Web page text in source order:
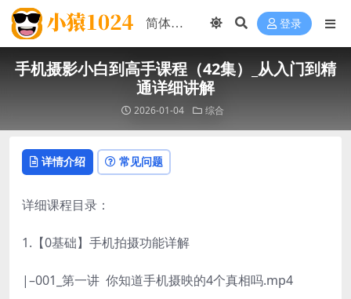
登录
手机摄影小白到高手课程（42集）_从入门到精
通详细讲解
2026-01-04 综合
详情介绍 常见问题
详细课程目录：
1.【0基础】手机拍摄功能详解
|–001_第一讲 你知道手机摄映的4个真相吗.mp4